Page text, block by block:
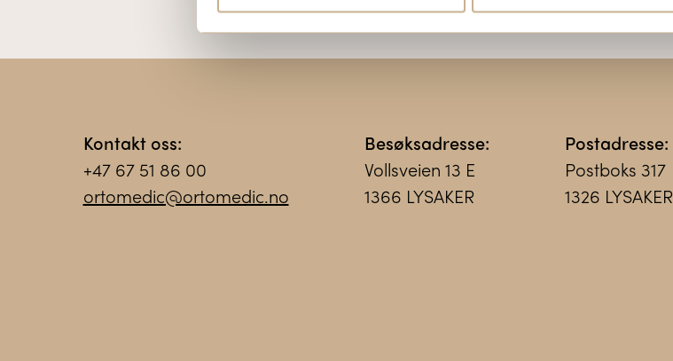
Kontakt oss:
+47 67 51 86 00
ortomedic@ortomedic.no
Besøksadresse:
Vollsveien 13 E
1366 LYSAKER
Postadresse:
Postboks 317
1326 LYSAKER